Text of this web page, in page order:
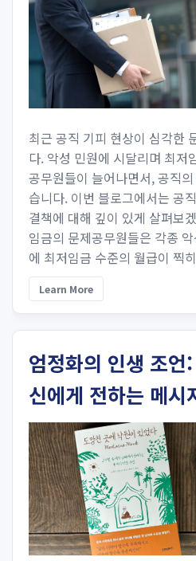
최근 공직 기피 현상이 심각한
다. 악성 민원에 시달리며 최저
공무원들이 늘어나면서, 공직
습니다. 이번 블로그에서는 공
결책에 대해 깊이 있게 살펴보
임금의 문제공무원들은 각종
에 최저임금 수준의 월급이 찍
Learn More
엄정화의 인생 조
신에게 전하는 메시